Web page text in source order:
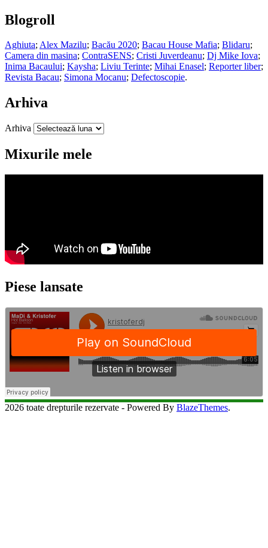
Blogroll
Aghiuta;Alex Mazilu; Bacău 2020; Bacau House Mafia; Blidaru;
Camera din masina; ContraSENS; Cristi Juverdeanu; Dj Mike Iova;
Inima Bacaului; Kaysha; Liviu Terinte; Mihai Enasel; Reporter liber;
Revista Bacau; Simona Mocanu; Defectoscopie.
Arhiva
Arhiva
Mixurile mele
Piese lansate
2026 toate drepturile rezervate - Powered By BlazeThemes.